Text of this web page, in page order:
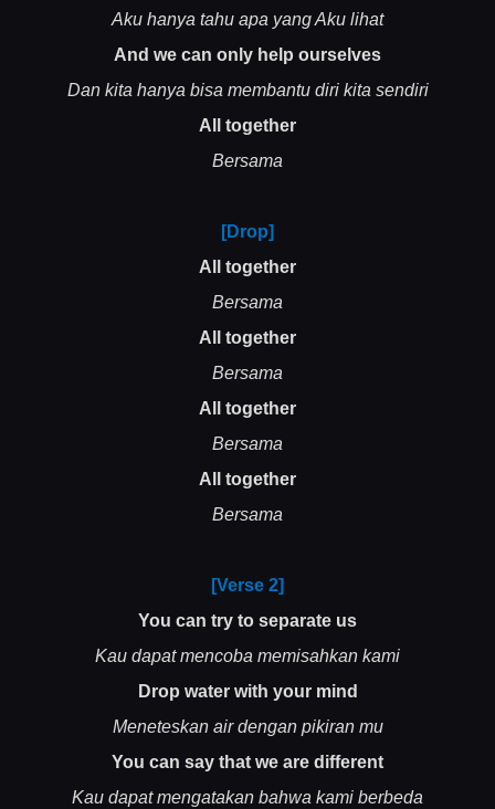
Aku hanya tahu apa yang Aku lihat
And we can only help ourselves
Dan kita hanya bisa membantu diri kita sendiri
All together
Bersama
[Drop]
All together
Bersama
All together
Bersama
All together
Bersama
All together
Bersama
[Verse 2]
You can try to separate us
Kau dapat mencoba memisahkan kami
Drop water with your mind
Meneteskan air dengan pikiran mu
You can say that we are different
Kau dapat mengatakan bahwa kami berbeda